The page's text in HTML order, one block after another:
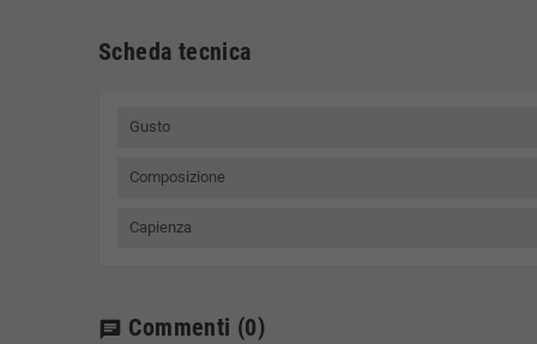
Scheda tecnica
Gusto
Composizione
Capienza
chat Commenti (0)